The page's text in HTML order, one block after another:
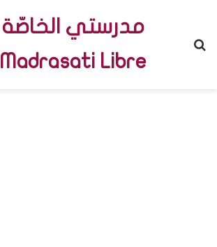
مدرستي الخاصّة
Madrasati Libre